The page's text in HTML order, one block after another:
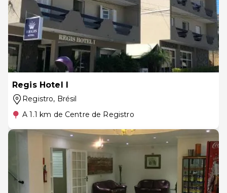
Regis Hotel I
Registro, Brésil
A 1.1 km de Centre de Registro